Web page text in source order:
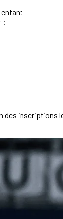
enfant
:
des inscriptions